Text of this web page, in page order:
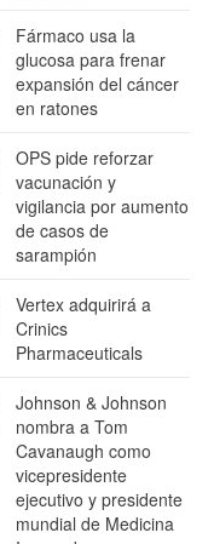
Fármaco usa la
glucosa para frenar
expansión del cáncer
en ratones
OPS pide reforzar
vacunación y
vigilancia por aumento
de casos de
sarampión
Vertex adquirirá a
Crinics
Pharmaceuticals
Johnson & Johnson
nombra a Tom
Cavanaugh como
vicepresidente
ejecutivo y presidente
mundial de Medicina